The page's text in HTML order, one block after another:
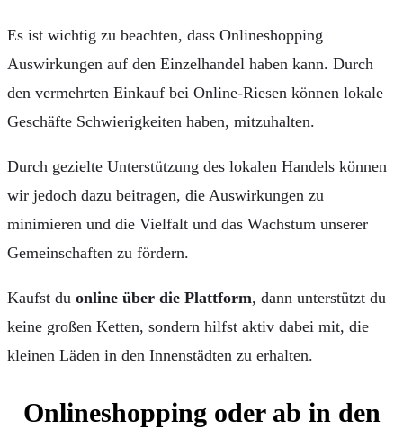
Es ist wichtig zu beachten, dass Onlineshopping
Auswirkungen auf den Einzelhandel haben kann. Durch
den vermehrten Einkauf bei Online-Riesen können lokale
Geschäfte Schwierigkeiten haben, mitzuhalten.
Durch gezielte Unterstützung des lokalen Handels können
wir jedoch dazu beitragen, die Auswirkungen zu
minimieren und die Vielfalt und das Wachstum unserer
Gemeinschaften zu fördern.
Kaufst du online über die Plattform, dann unterstützt du
keine großen Ketten, sondern hilfst aktiv dabei mit, die
kleinen Läden in den Innenstädten zu erhalten.
Onlineshopping oder ab in den